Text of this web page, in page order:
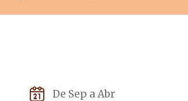
De Sep a Abr